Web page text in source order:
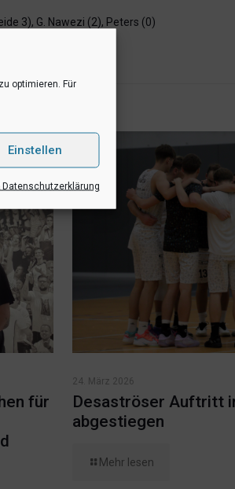
optimieren. Für
Einstellen
Datenschutzerklärung
3), G. Nawezi (2), Peters (0)
für
24. März 2026
Desaströser Auftritt
abgestiegen
Mehr lesen